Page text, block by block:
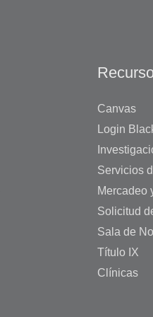
Canvas
Login
Servicios
Mercadeo
Solicitud
Sala de
Título IX
Clínicas